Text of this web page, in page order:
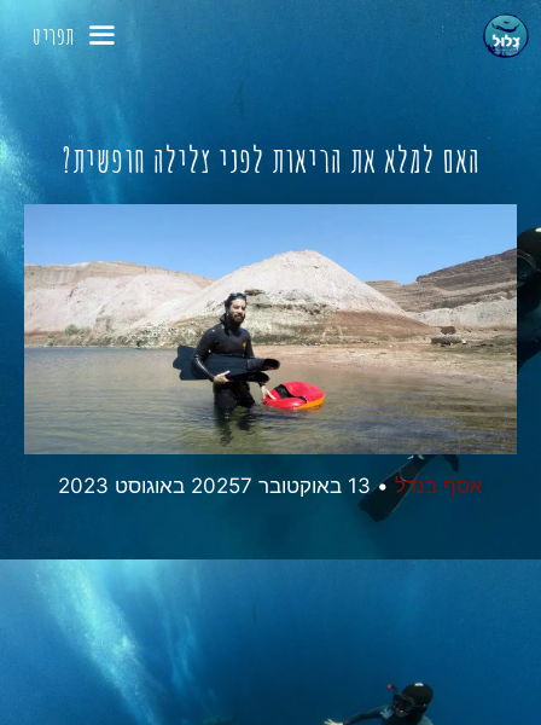
לדלג
לתוכן
תפריט
האם למלא את הריאות לפני צלילה חופשית?
אסף בנדל • 13 באוקטובר 2025 7 באוגוסט 2023